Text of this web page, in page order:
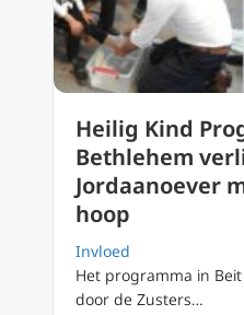
Heilig Kind
Bethlehem
Jordaanoever
hoop
Invloed
Het programma in
door de Zusters…